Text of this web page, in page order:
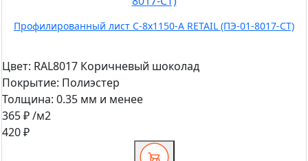
Профилированный лист С-8x1150-A RETAIL (ПЭ-01-8017-СТ)
Цвет: RAL8017 Коричневый шоколад
Покрытие: Полиэстер
Толщина: 0.35 мм и менее
365 ₽/м2
420 ₽